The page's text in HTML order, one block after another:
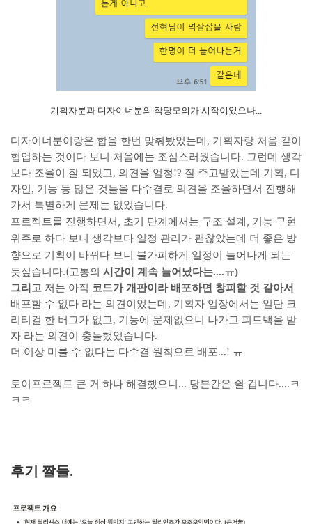
기획자분과 디자이너분의 작당모의가 시작이었으나...
디자이너분이랑은 합을 한번 맞춰봤었는데, 기획자랑 처음 같이
협업하는 것이다 보니 처음에는 조심스러웠습니다. 그런데 생각
보다 조율이 잘 되었고, 의견을 엄청!? 잘 주고받았는데 기획, 디
자인, 기능 등 많은 것들을 다수결로 의견을 조율하면서 진행해
가서 특별하게 문제는 없었습니다.
프로젝트를 진행하면서, 초기 단계에서는 구조 설계, 기능 구현
위주로 하다 보니 생각보다 일정 관리가 괜찮았는데 더 좋은 방
향으로 기획이 바뀌다 보니 불가피하게 일정이 늘어나게 되는
듯싶습니다.(고통의 시간이 계속 늘어났다는....ㅠ)
그리고 저는 아직 코드가 개판이라 배포하면 창피할 것 같아서
배포할 수 없다 라는 의견이었는데, 기획자 입장에서는 일단 크
리티컬 한 버그가 없고, 기능에 문제없으니 나가고 피드백을 받
자 라는 의견이 충돌했었습니다.
더 이상 미룰 수 없다는 다수결 원칙으로 배포...! ㅠ
토이프로젝트 큰 거 하나 해결했으니... 당분간은 쉴 겁니다....ㅋ
ㅋㅋ
후기 짤들.